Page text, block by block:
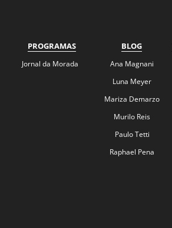
PROGRAMAS
Jornal da Morada
BLOG
Ana Magnani
Luna Meyer
Mariza Demarzo
Murilo Reis
Paulo Tetti
Raphael Pena